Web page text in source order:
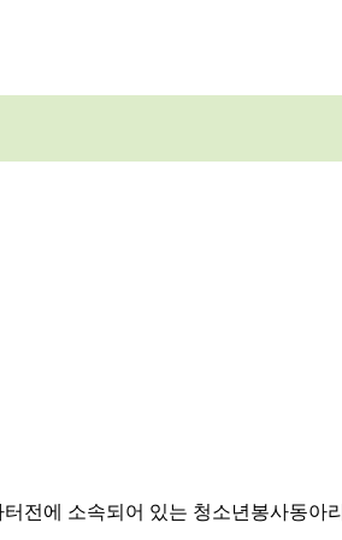
전에 소속되어 있는 청소년봉사동아리